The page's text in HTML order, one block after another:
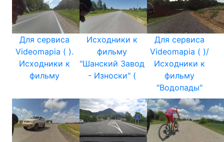
Для сервиса
Videomapia ( ).
Исходники к
фильму
Исходники к
фильму
"Шанский Завод
- Износки" (
Для сервиса
Videomapia ( )/
Исходники к
фильму
"Водопады"